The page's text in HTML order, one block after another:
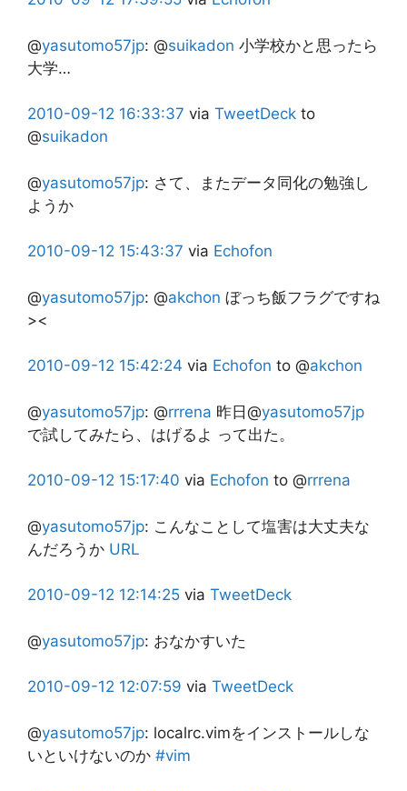
@yasutomo57jp: @suikadon 小学校かと思ったら
大学…
2010-09-12 16:33:37 via TweetDeck to
@suikadon
@yasutomo57jp: さて、またデータ同化の勉強し
ようか
2010-09-12 15:43:37 via Echofon
@yasutomo57jp: @akchon ぼっち飯フラグですね
><
2010-09-12 15:42:24 via Echofon to @akchon
@yasutomo57jp: @rrrena 昨日@yasutomo57jp
で試してみたら、はげるよ って出た。
2010-09-12 15:17:40 via Echofon to @rrrena
@yasutomo57jp: こんなことして塩害は大丈夫な
んだろうか URL
2010-09-12 12:14:25 via TweetDeck
@yasutomo57jp: おなかすいた
2010-09-12 12:07:59 via TweetDeck
@yasutomo57jp: localrc.vimをインストールしな
いといけないのか #vim